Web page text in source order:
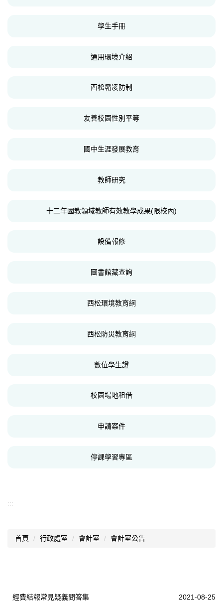
學生手冊
通用環境介紹
西松霸凌防制
友善校園性別平等
國中生涯發展教育
教師研究
十二年國教領域教師有效教學成果(限校內)
設備報修
圖書館藏查詢
西松環境教育網
西松防災教育網
數位學生證
校園場地租借
申請案件
停課學習專區
:::
首頁 行政處室 會計室 會計室公告
經費結報常見疑義問答集 2021-08-25